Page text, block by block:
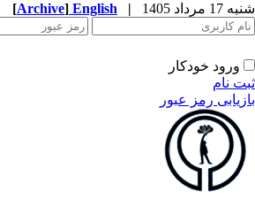
شنبه 17 مرداد 1405 |
English
[Archive]
ورود خودکار
ثبت نام
بازیابی رمز عبور